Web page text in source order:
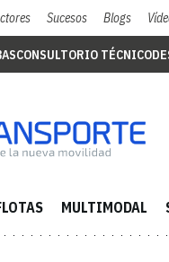
Sucesos Blogs
CONSULTORIO TÉCNICO
MULTIMODAL